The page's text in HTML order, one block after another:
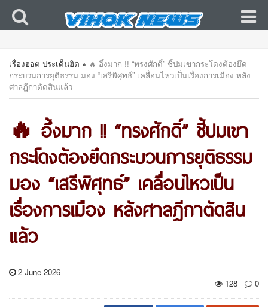
เรื่องฮอต ประเด็นฮิต » 🔥 อึ้งมาก !! “ทรงศักดิ์” ชี้ปมเขากระโดงต้องยึด
กระบวนการยุติธรรม มอง “เสรีพิศุทธ์” เคลื่อนไหวเป็นเรื่องการเมือง หลัง
ศาลฎีกาตัดสินแล้ว
🔥 อึ้งมาก !! “ทรงศักดิ์” ชี้ปมเขา
กระโดงต้องยึดกระบวนการยุติธรรม
มอง “เสรีพิศุทธ์” เคลื่อนไหวเป็น
เรื่องการเมือง หลังศาลฎีกาตัดสิน
แล้ว
2 June 2026
128
0